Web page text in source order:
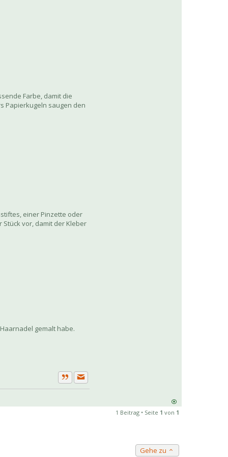
Farbe, damit die
Papierkugeln saugen den
einer Pinzette oder
vor, damit der Kleber
gemalt habe.
ZitatPrivate Nachricht senden
1 Beitrag • Seite 1 von 1
Gehe zu